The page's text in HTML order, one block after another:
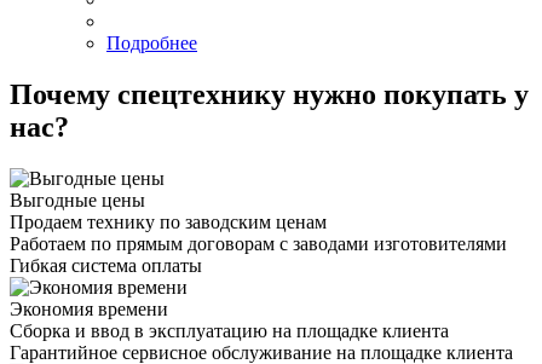
Подробнее
Почему спецтехнику нужно покупать у
нас?
Выгодные цены
Продаем технику по заводским ценам
Работаем по прямым договорам с заводами изготовителями
Гибкая система оплаты
Экономия времени
Сборка и ввод в эксплуатацию на площадке клиента
Гарантийное сервисное обслуживание на площадке клиента